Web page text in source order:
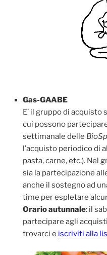
Gas-GAABE
E’ il gruppo di
cui possono
settimanale delle
l’acquisto periodico di
pasta, carne, etc.). Nel
sia la partecipazione
anche il sostegno ad
time per espletare
Orario autunnale: il
partecipare agli
trovarci e iscriviti alla